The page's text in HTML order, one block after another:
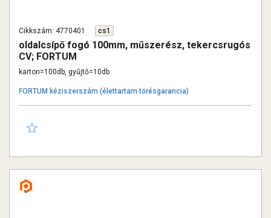
Cikkszám: 4770401 cs1
oldalcsípő fogó 100mm, műszerész, tekercsrugós
CV; FORTUM
karton=100db, gyűjtő=10db
FORTUM kéziszerszám (élettartam törésgarancia)